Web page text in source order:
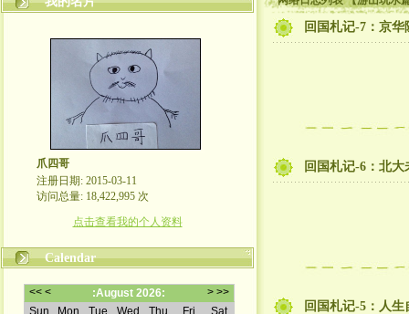
爪四哥
注册日期: 2015-03-11
访问总量: 18,422,995 次
点击查看我的个人资料
Calendar
回国札记-7：京华
回国札记-6：北
回国札记-5：人